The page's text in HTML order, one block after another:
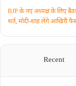
BJP के नए अध्यक्ष के लिए
शर्त, मोदी-शाह लेंगे आखिरी
Recent